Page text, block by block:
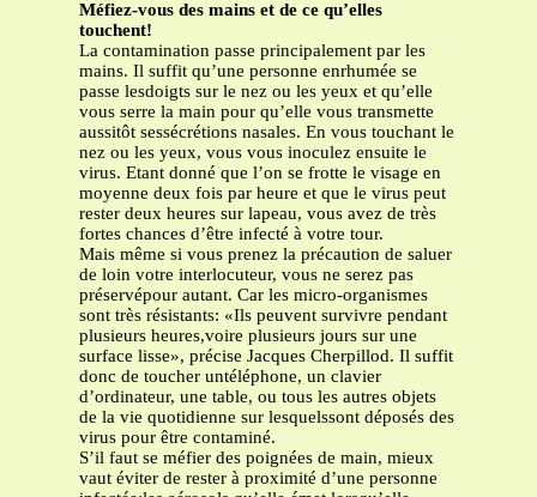
Méfiez-vous des mains et de ce qu’elles
touchent!
La contamination passe principalement par les
mains. Il suffit qu’une personne enrhumée se
passe lesdoigts sur le nez ou les yeux et qu’elle
vous serre la main pour qu’elle vous transmette
aussitôt sessécrétions nasales. En vous touchant le
nez ou les yeux, vous vous inoculez ensuite le
virus. Etant donné que l’on se frotte le visage en
moyenne deux fois par heure et que le virus peut
rester deux heures sur lapeau, vous avez de très
fortes chances d’être infecté à votre tour.
Mais même si vous prenez la précaution de saluer
de loin votre interlocuteur, vous ne serez pas
préservépour autant. Car les micro-organismes
sont très résistants: «Ils peuvent survivre pendant
plusieurs heures,voire plusieurs jours sur une
surface lisse», précise Jacques Cherpillod. Il suffit
donc de toucher untéléphone, un clavier
d’ordinateur, une table, ou tous les autres objets
de la vie quotidienne sur lesquelssont déposés des
virus pour être contaminé.
S’il faut se méfier des poignées de main, mieux
vaut éviter de rester à proximité d’une personne